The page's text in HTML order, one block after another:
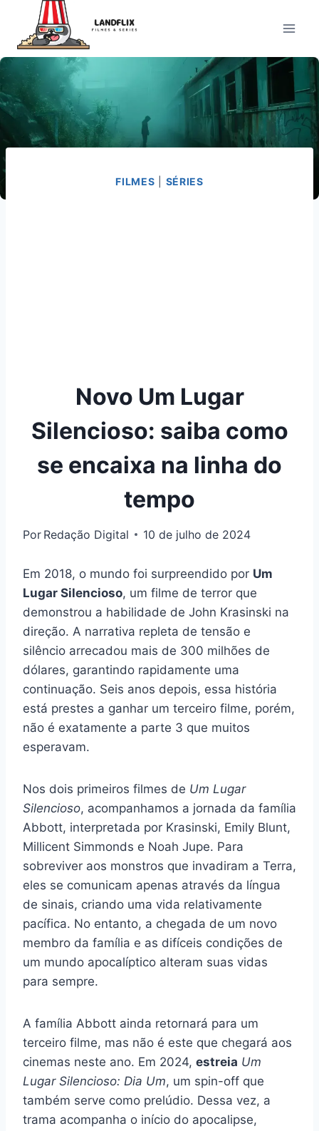
Conteúdo
FILMES SÉRIES
Novo Um Lugar
Silencioso: saiba como
se encaixa na linha do
tempo
Por Redação Digital 10 de julho de 2024
Em 2018, o mundo foi surpreendido por Um
Lugar Silencioso, um filme de terror que
demonstrou a habilidade de John Krasinski na
direção. A narrativa repleta de tensão e
silêncio arrecadou mais de 300 milhões de
dólares, garantindo rapidamente uma
continuação. Seis anos depois, essa história
está prestes a ganhar um terceiro filme, porém,
não é exatamente a parte 3 que muitos
esperavam.
Nos dois primeiros filmes de Um Lugar
Silencioso, acompanhamos a jornada da família
Abbott, interpretada por Krasinski, Emily Blunt,
Millicent Simmonds e Noah Jupe. Para
sobreviver aos monstros que invadiram a Terra,
eles se comunicam apenas através da língua
de sinais, criando uma vida relativamente
pacífica. No entanto, a chegada de um novo
membro da família e as difíceis condições de
um mundo apocalíptico alteram suas vidas
para sempre.
A família Abbott ainda retornará para um
terceiro filme, mas não é este que chegará aos
cinemas neste ano. Em 2024, estreia Um
Lugar Silencioso: Dia Um, um spin-off que
também serve como prelúdio. Dessa vez, a
trama acompanha o início do apocalipse,